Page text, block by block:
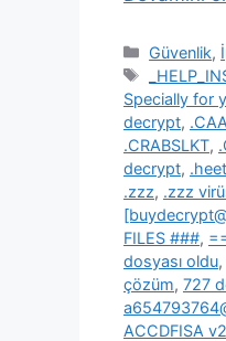
Güvenlik,
Etiketler
Specially for
decrypt,
.CRABSLKT,
decrypt,
.zzz, .zzz
FILES ###,
dosyası oldu,
çözüm, 727
ACCDFISA